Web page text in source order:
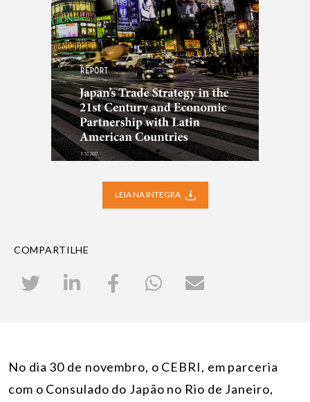
LEIA NA INTEGRA
COMPARTILHE
No dia 30 de novembro, o CEBRI, em parceria
com o Consulado do Japão no Rio de Janeiro,